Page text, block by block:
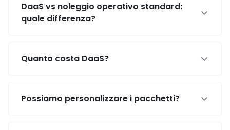
DaaS vs noleggio operativo standard:
quale differenza?
Quanto costa DaaS?
Possiamo personalizzare i pacchetti?